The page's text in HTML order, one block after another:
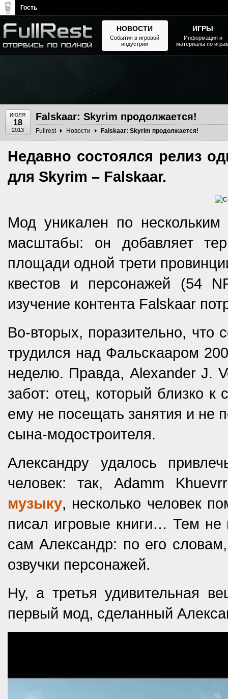
ИЮЛЯ
18
2013
Falskaar: Skyrim продолжается!
Fullrest Новости Falskaar: Skyrim продолжается!
Недавно состоялся релиз
для Skyrim – Falskaar.
Мод уникален по
масштабы: он добавляет
площади одной трети
квестов и персонажей (54
изучение контента Falskaar
Во-вторых, поразительно, что
трудился над Фальскааром
неделю. Правда, Alexander J.
забот: отец, который близко к
ему не посещать занятия и не
сына-модостроителя.
Александру удалось
человек: так, Adamm
музыку, несколько человек
писал игровые книги… Тем
сам Александр: по его
озвучки персонажей.
Ну, а третья удивительная
первый мод, сделанный
НОВОСТИ
События в игровой
индустрии
ИГРЫ
Информация и
материалы по
Гость